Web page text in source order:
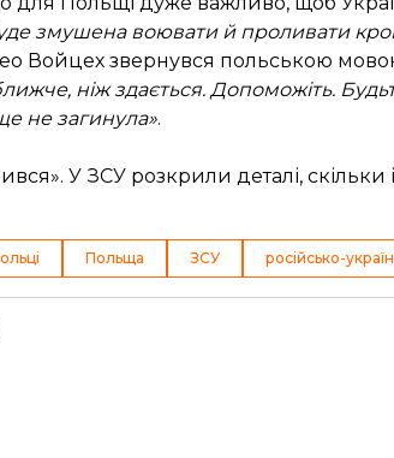
змушена воювати й проливати
Войцех звернувся польською
ніж здається. Допоможіть.
не загинула».
У ЗСУ розкрили деталі,
Польща ЗСУ російсько-